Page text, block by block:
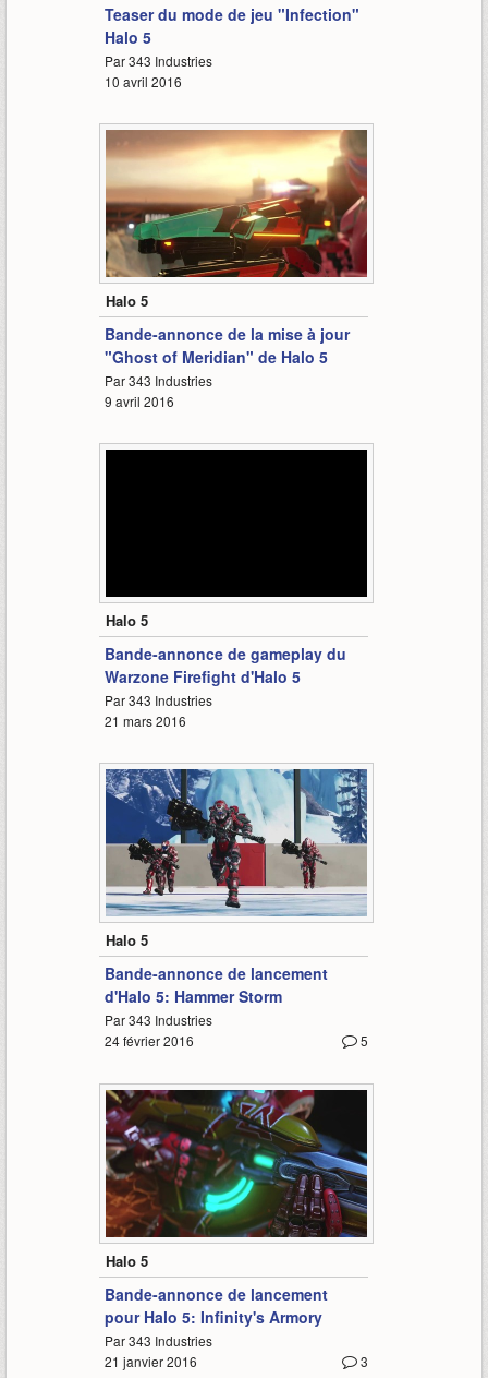
Teaser du mode de jeu "Infection"
Halo 5
Par 343 Industries
10 avril 2016
1:31
Halo 5
Bande-annonce de la mise à jour
"Ghost of Meridian" de Halo 5
Par 343 Industries
9 avril 2016
Halo 5
Bande-annonce de gameplay du
Warzone Firefight d'Halo 5
Par 343 Industries
21 mars 2016
1:32
Halo 5
Bande-annonce de lancement
d'Halo 5: Hammer Storm
Par 343 Industries
5
24 février 2016
1:30
Halo 5
Bande-annonce de lancement
pour Halo 5: Infinity's Armory
Par 343 Industries
3
21 janvier 2016